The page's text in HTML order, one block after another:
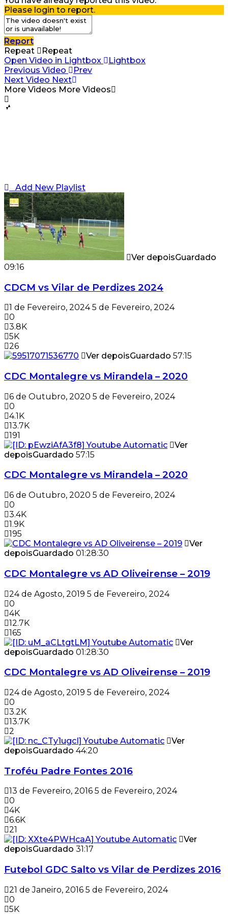
Please login to report.
Report
Repeat
Repeat
Open Video in Lightbox
Lightbox
Previous Video
Prev
Next Video Next
More Videos More Videos
Add New Playlist
Ver depoisGuardado
09:16
CDCM vs Vilar de Perdizes 2024
1 de Fevereiro, 2024 5 de Fevereiro, 2024
0
3.8K
5K
26
Ver depoisGuardado 57:15
CDC Montalegre vs Mirandela – 2020
6 de Outubro, 2020 5 de Fevereiro, 2024
0
4.1K
13.7K
191
Ver
depoisGuardado 57:15
CDC Montalegre vs Mirandela – 2020
6 de Outubro, 2020 5 de Fevereiro, 2024
0
3.4K
1.9K
195
Ver
depoisGuardado 01:28:30
CDC Montalegre vs AD Oliveirense – 2019
24 de Agosto, 2019 5 de Fevereiro, 2024
0
4K
12.7K
165
Ver
depoisGuardado 01:28:30
CDC Montalegre vs AD Oliveirense – 2019
24 de Agosto, 2019 5 de Fevereiro, 2024
0
3.2K
13.7K
2
Ver
depoisGuardado 44:20
Troféu Padre Fontes 2016
13 de Fevereiro, 2016 5 de Fevereiro, 2024
0
4K
6.6K
21
Ver
depoisGuardado 31:17
Futebol GDC Salto vs Vilar de Perdizes 2016
21 de Janeiro, 2016 5 de Fevereiro, 2024
0
5K